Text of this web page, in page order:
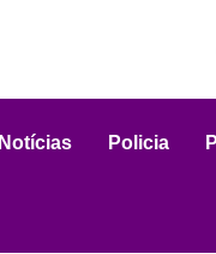
Notícias Policia